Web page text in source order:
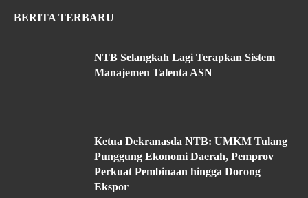
BERITA TERBARU
NTB Selangkah Lagi Terapkan Sistem
Manajemen Talenta ASN
Ketua Dekranasda NTB: UMKM Tulang
Punggung Ekonomi Daerah, Pemprov
Perkuat Pembinaan hingga Dorong
Ekspor